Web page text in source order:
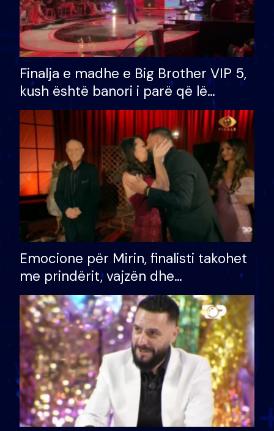
Finalja e madhe e Big Brother VIP 5,
kush është banori i parë që lë
shtëpinë dhe humb mundësinë për
të fituar çmimin e madh
Emocione për Mirin, finalisti takohet
me prindërit, vajzën dhe
bashkëshorten: S’kemi ndonjë letër
divorci apo jo?